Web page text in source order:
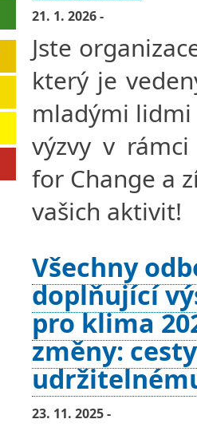
21. 1. 2026 -
Jste
který je
mladými lidmi
výzvy v rámci
for Change a
vašich aktivit!
Všechny
doplňující
pro klima
změny:
23. 11. 2025 -